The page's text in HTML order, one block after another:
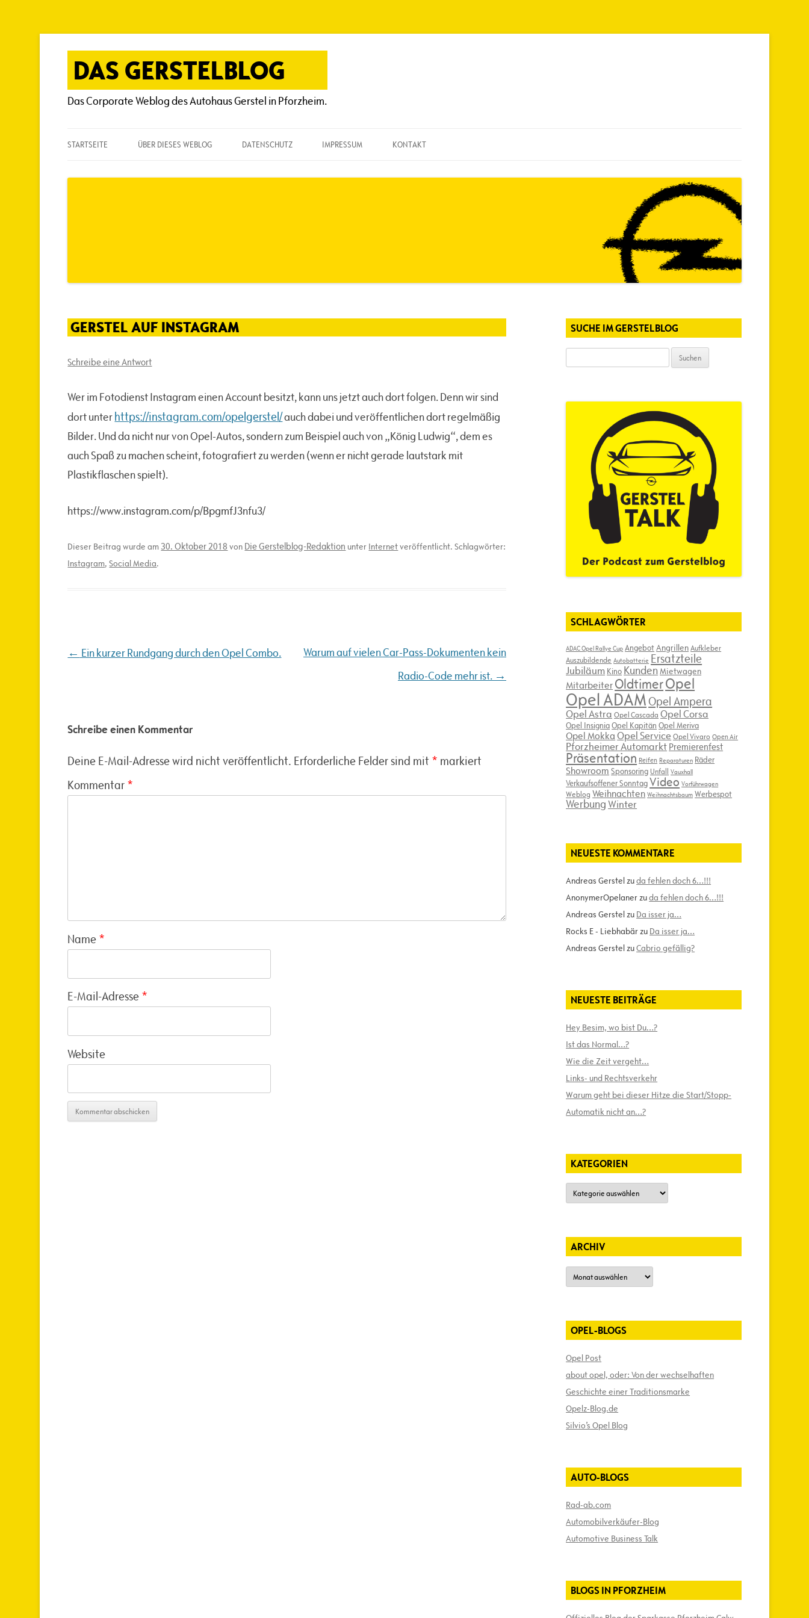
Zum
Inhalt
DAS GERSTELBLOG
Das Corporate Weblog des Autohaus Gerstel in Pforzheim.
STARTSEITE ÜBER DIESES WEBLOG DATENSCHUTZ IMPRESSUM KONTAKT
GERSTEL AUF INSTAGRAM
Schreibe eine Antwort
Wer im Fotodienst Instagram einen Account besitzt, kann uns jetzt auch dort folgen. Denn wir sind
dort unterhttps://instagram.com/opelgerstel/auch dabei und veröffentlichen dort regelmäßig
Bilder. Und da nicht nur von Opel-Autos, sondern zum Beispiel auch von „König Ludwig“, dem es
auch Spaß zu machen scheint, fotografiert zu werden (wenn er nicht gerade lautstark mit
Plastikflaschen spielt).
https://www.instagram.com/p/BpgmfJ3nfu3/
Dieser Beitrag wurde am 30. Oktober 2018 von Die Gerstelblog-Redaktion unter Internetveröffentlicht. Schlagwörter:
Instagram,Social Media.
Beitragsnavigation
← Ein kurzer Rundgang durch den Opel Combo.
Warum auf vielen Car-Pass-Dokumenten kein
Radio-Code mehr ist. →
Schreibe einen Kommentar
Deine E-Mail-Adresse wird nicht veröffentlicht. Erforderliche Felder sind mit * markiert
Kommentar *
Name *
E-Mail-Adresse *
Website
SUCHE IM GERSTELBLOG
nach:
SCHLAGWÖRTER
ADAC Opel Rallye Cup AngebotAngrillenAufkleber
Auszubildende Autobatterie Ersatzteile
Jubiläum Kino Kunden Mietwagen
Mitarbeiter OldtimerOpel
Opel ADAM Opel Ampera
Opel Astra Opel Cascada Opel Corsa
Opel InsigniaOpel Kapitän Opel Meriva
Opel Mokka Opel ServiceOpel Vivaro Open Air
Pforzheimer Automarkt Premierenfest
Präsentation Reifen Reparaturen Räder
Showroom Sponsoring Unfall Vauxhall
Verkaufsoffener SonntagVideo Vorführwagen
Weblog Weihnachten Weihnachtsbaum Werbespot
WerbungWinter
NEUESTE KOMMENTARE
Andreas Gerstelzuda fehlen doch 6…!!!
AnonymerOpelanerzuda fehlen doch 6…!!!
Andreas Gerstelzu Da isser ja…
Rocks E - Liebhabärzu Da isser ja…
Andreas GerstelzuCabrio gefällig?
NEUESTE BEITRÄGE
Hey Besim, wo bist Du…?
Ist das Normal…?
Wie die Zeit vergeht…
Links- und Rechtsverkehr
Warum geht bei dieser Hitze die Start/Stopp-
Automatik nicht an…?
KATEGORIEN
Kategorien
ARCHIV
Archiv
OPEL-BLOGS
Opel Post
about opel, oder: Von der wechselhaften
Geschichte einer Traditionsmarke
Opelz-Blog.de
Silvio’s Opel Blog
AUTO-BLOGS
Rad-ab.com
Automobilverkäufer-Blog
Automotive Business Talk
BLOGS IN PFORZHEIM